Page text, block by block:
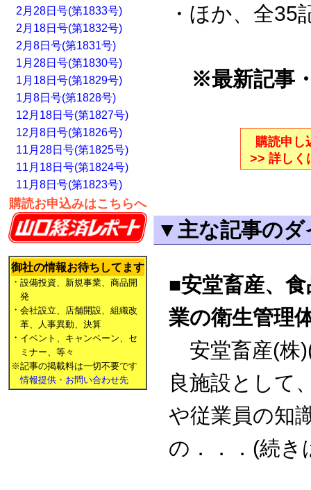
2月28日号(第1833号)
2月18日号(第1832号)
2月8日号(第1831号)
1月28日号(第1830号)
1月18日号(第1829号)
1月8日号(第1828号)
12月18日号(第1827号)
12月8日号(第1826号)
11月28日号(第1825号)
11月18日号(第1824号)
11月8日号(第1823号)
購読お申込みはこちらへ
御社の情報お待ちしてます
・ 設備投資、新規事業、商品開
発
・ 会社設立、店舗開設、組織改
革、人事異動、決算
・ イベント、キャンペーン、セ
ミナー、等々
※記事の掲載料は一切不要です
情報提供・お問い合わせ先
・ほか、全35
※最新記事
購読申し
>> 詳しく
▼主な記事のダ
■安堂畜産、
業の衛生管理
安堂畜産(株
良施設として
や従業員の知
の．．．(続き